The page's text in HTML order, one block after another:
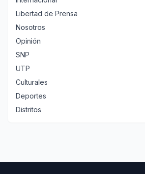
Libertad de Prensa
Nosotros
Opinión
SNP
UTP
Culturales
Deportes
Distritos